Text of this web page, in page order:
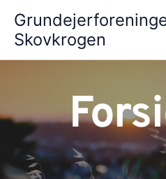
indholdet
Skovkrogen